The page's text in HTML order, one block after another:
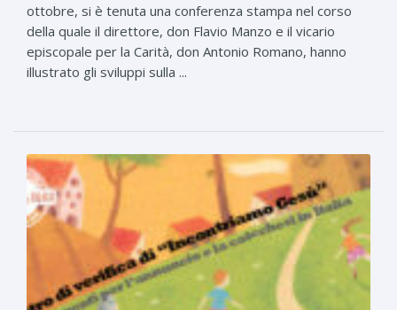
ottobre, si è tenuta una conferenza stampa nel corso
della quale il direttore, don Flavio Manzo e il vicario
episcopale per la Carità, don Antonio Romano, hanno
illustrato gli sviluppi sulla ...